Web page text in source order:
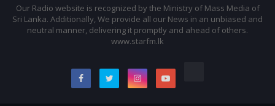
Our Radio website is recognized by the Ministry of Mass Media of
Sri Lanka. Additionally, We provide all our News in an unbiased and
neutral manner, delivering it promptly and ahead of others.
www.starfm.lk